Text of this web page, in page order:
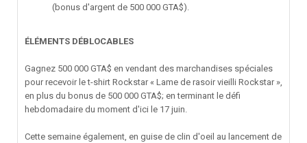
(bonus d'argent de 500 000 GTA$).
ÉLÉMENTS DÉBLOCABLES
Gagnez 500 000 GTA$ en vendant des marchandises spéciales
pour recevoir le t-shirt Rockstar « Lame de rasoir vieilli Rockstar »,
en plus du bonus de 500 000 GTA$; en terminant le défi
hebdomadaire du moment d'ici le 17 juin.
Cette semaine également, en guise de clin d'oeil au lancement de